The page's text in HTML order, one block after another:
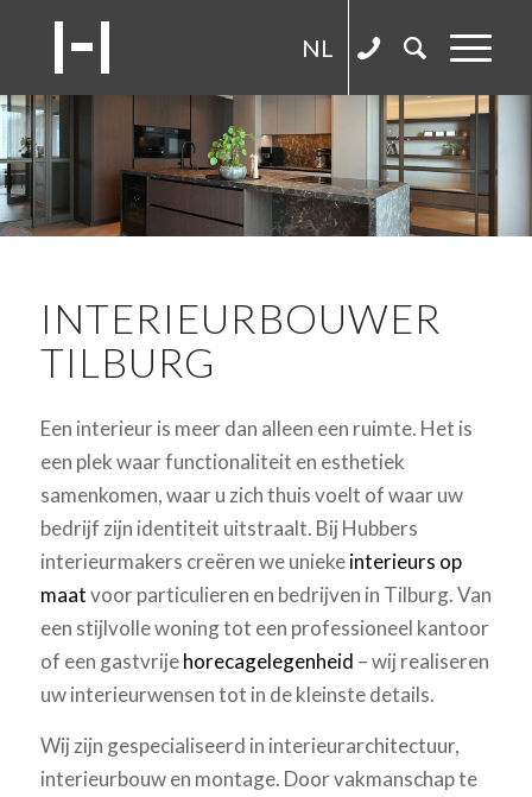
NL
INTERIEURBOUWER
TILBURG
Een interieur is meer dan alleen een ruimte. Het is
een plek waar functionaliteit en esthetiek
samenkomen, waar u zich thuis voelt of waar uw
bedrijf zijn identiteit uitstraalt. Bij Hubbers
interieurmakers creëren we uniekeinterieurs op
maatvoor particulieren en bedrijven in Tilburg. Van
een stijlvolle woning tot een professioneel kantoor
of een gastvrijehorecagelegenheid – wij realiseren
uw interieurwensen tot in de kleinste details.
Wij zijn gespecialiseerd in interieurarchitectuur,
interieurbouw en montage. Door vakmanschap te